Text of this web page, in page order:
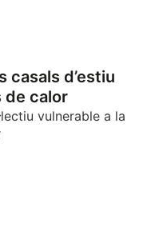
casals d’estiu
de calor
vulnerable a la